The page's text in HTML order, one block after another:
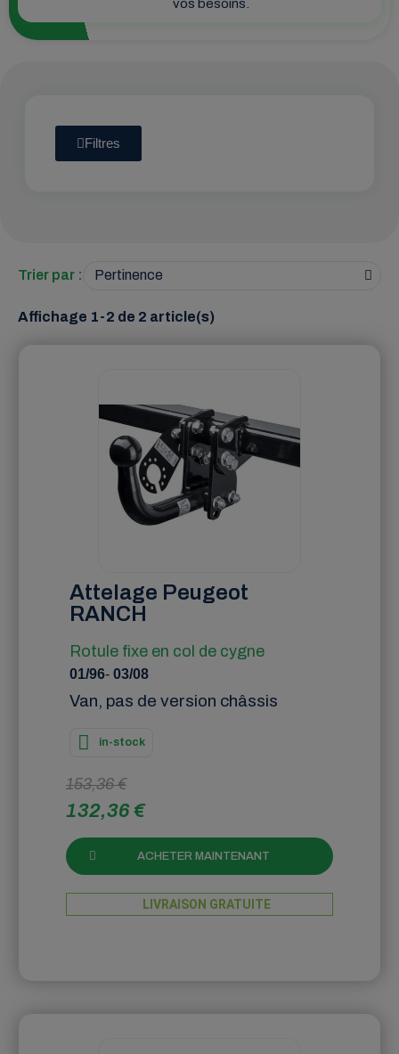
vos besoins.
Filtres
Trier par :
Affichage 1-2 de 2 article(s)
Attelage Peugeot
RANCH
Rotule fixe en col de cygne
01/96- 03/08
Van, pas de version châssis
in-stock
153,36 €
132,36 €
ACHETER MAINTENANT
LIVRAISON GRATUITE